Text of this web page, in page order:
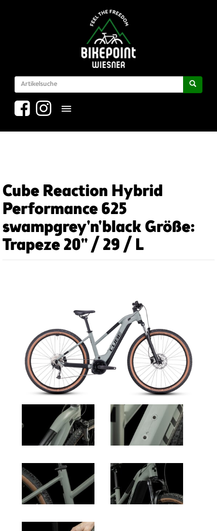
Toggle navigation
Cube Reaction Hybrid
Performance 625
swampgrey'n'black Größe:
Trapeze 20" / 29 / L